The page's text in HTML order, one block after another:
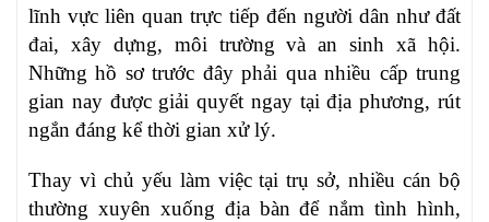
lĩnh vực liên quan trực tiếp đến người dân như đất
đai, xây dựng, môi trường và an sinh xã hội.
Những hồ sơ trước đây phải qua nhiều cấp trung
gian nay được giải quyết ngay tại địa phương, rút
ngắn đáng kể thời gian xử lý.
Thay vì chủ yếu làm việc tại trụ sở, nhiều cán bộ
thường xuyên xuống địa bàn để nắm tình hình,